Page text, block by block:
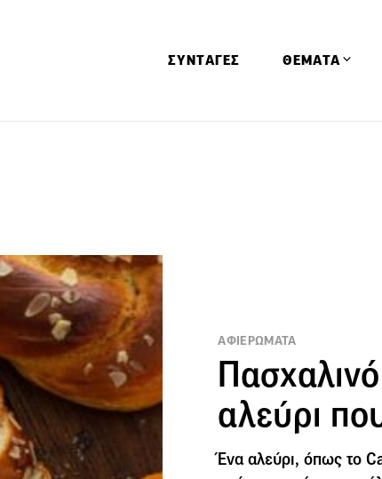
ΣΥΝΤΑΓΕΣ ΘΕΜΑΤΑ
ΑΦΙΕΡΩΜΑΤΑ
αλεύρι
Ένα αλεύρι, όπως το